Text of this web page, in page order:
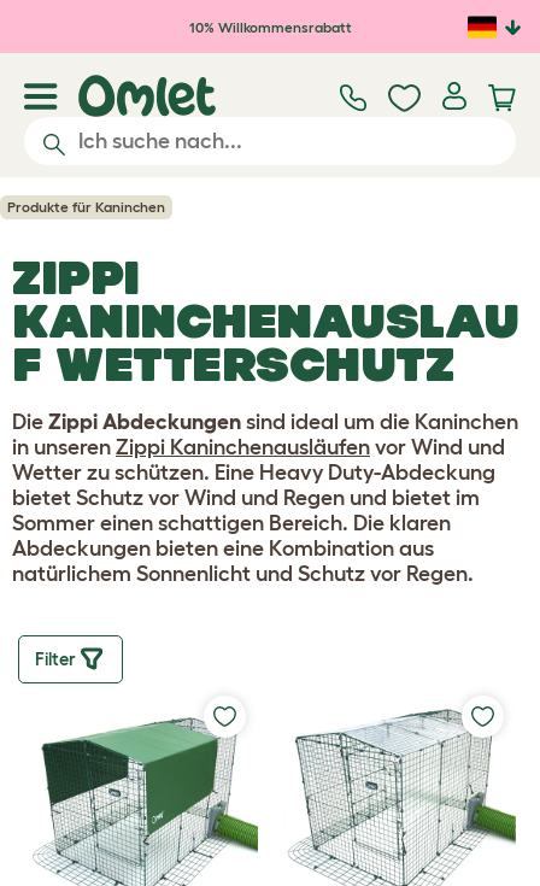
Zum Hauptinhalt springen
10% Willkommensrabatt
Produkte für Kaninchen
ZIPPI
KANINCHENAUSLAU
F WETTERSCHUTZ
Die Zippi Abdeckungen sind ideal um die Kaninchen
in unseren Zippi Kaninchenausläufen vor Wind und
Wetter zu schützen. Eine Heavy Duty-Abdeckung
bietet Schutz vor Wind und Regen und bietet im
Sommer einen schattigen Bereich. Die klaren
Abdeckungen bieten eine Kombination aus
natürlichem Sonnenlicht und Schutz vor Regen.
Filter